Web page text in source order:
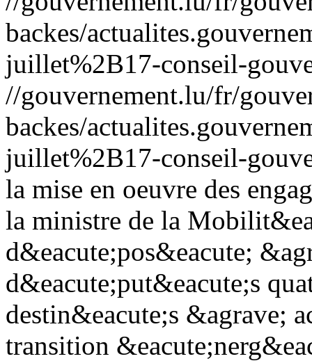
backes/
juillet%2B17-conseil-
//gouvernement.lu/fr/
backes/
juillet%2B17-conseil-
la mise en oeuvre des
la ministre de la
d&eacute;pos&eacute;
d&eacute;put&eacute;s
destin&eacute;s &agrave;
transition